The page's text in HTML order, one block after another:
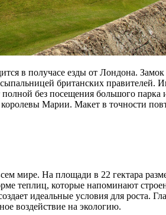
в получасе езды от Лондона.
британских
без посещения большого
Марии. Макет в точности
мире. На площади в 22 гектара
теплиц, которые напоминают
идеальные условия для роста.
воздействие на экологию.